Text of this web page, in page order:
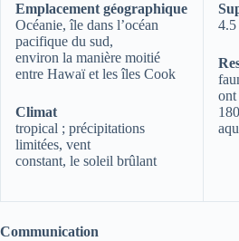
Emplacement géographique
Océanie, île dans l’océan
pacifique du sud,
environ la manière moitié
entre Hawaï et les îles Cook
Climat
tropical ; précipitations
limitées, vent
constant, le soleil brûlant
4.5
ont
Communication